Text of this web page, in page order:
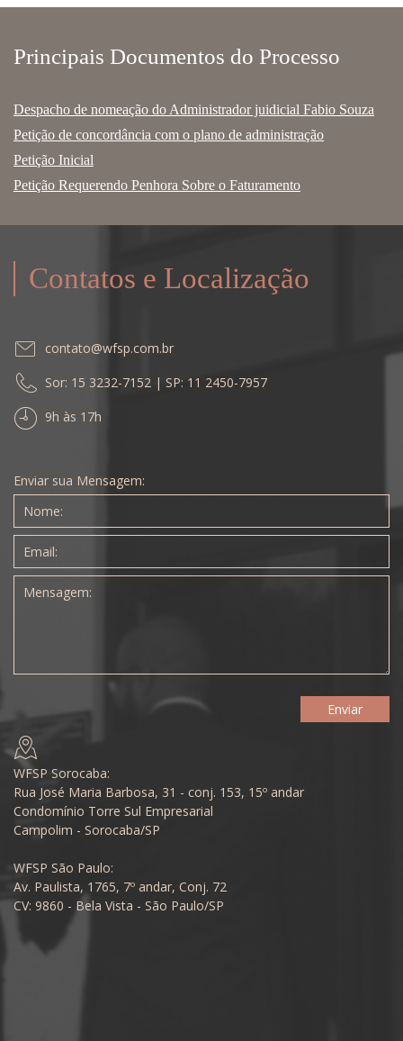
Principais Documentos do Processo
Despacho de nomeação do Administrador juidicial Fabio Souza
Petição de concordância com o plano de administração
Petição Inicial
Petição Requerendo Penhora Sobre o Faturamento
Contatos e Localização
contato@wfsp.com.br
Sor: 15 3232-7152 | SP: 11 2450-7957
9h às 17h
Enviar sua Mensagem:
WFSP Sorocaba:
Rua José Maria Barbosa, 31 - conj. 153, 15º andar
Condomínio Torre Sul Empresarial
Campolim - Sorocaba/SP
WFSP São Paulo:
Av. Paulista, 1765, 7º andar, Conj. 72
CV: 9860 - Bela Vista - São Paulo/SP